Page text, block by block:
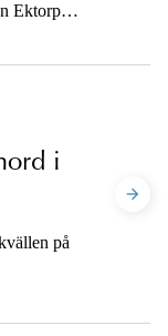
Ektorp i
i
på
med